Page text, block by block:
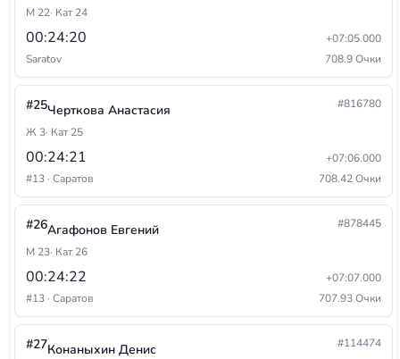
М 22· Кат 24
00:24:20
+07:05.000
Saratov
708.9 Очки
#25Черткова Анастасия
#816780
Ж 3· Кат 25
00:24:21
+07:06.000
#13 · Саратов
708.42 Очки
#26Агафонов Евгений
#878445
М 23· Кат 26
00:24:22
+07:07.000
#13 · Саратов
707.93 Очки
#27Конаныхин Денис
#114474